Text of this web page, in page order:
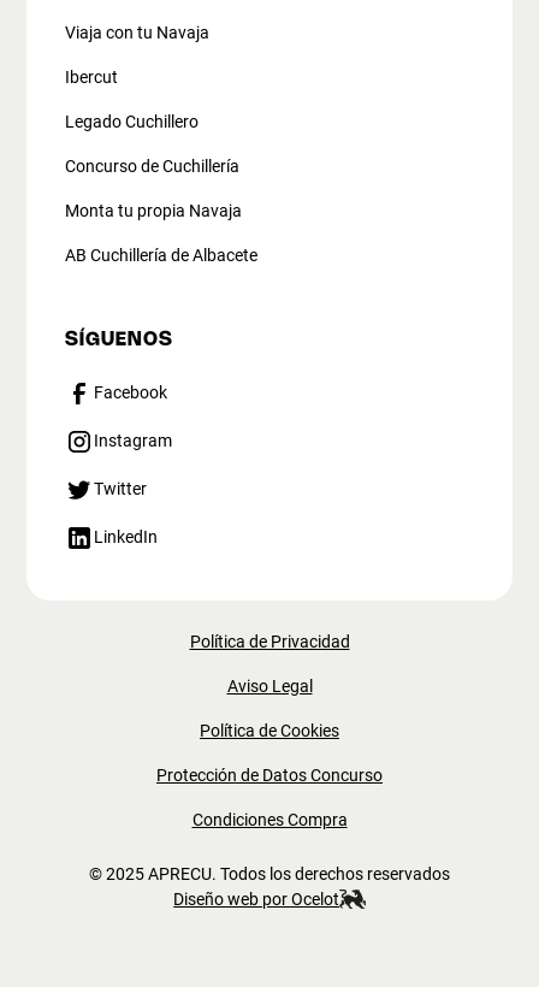
Viaja con tu Navaja
Ibercut
Legado Cuchillero
Concurso de Cuchillería
Monta tu propia Navaja
AB Cuchillería de Albacete
SÍGUENOS
Facebook
Instagram
Twitter
LinkedIn
© 2025 APRECU. Todos los derechos reservados
Diseño web por Ocelot
Política de Privacidad
Aviso Legal
Política de Cookies
Protección de Datos Concurso
Condiciones Compra